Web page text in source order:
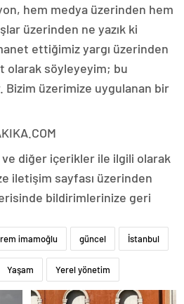
hem medya üzerinden hem
üzerinden ne yazık ki
ettiğimiz yargı üzerinden
olarak söyleyeyim; bu
Bizim üzerimize uygulanan bir
ve diğer içerikler ile ilgili olarak
iletişim sayfası üzerinden
bildirimlerinize geri
imamoğlu güncel İstanbul
Yaşam Yerel yönetim